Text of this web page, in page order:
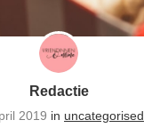
Redactie
2019 in uncategorised